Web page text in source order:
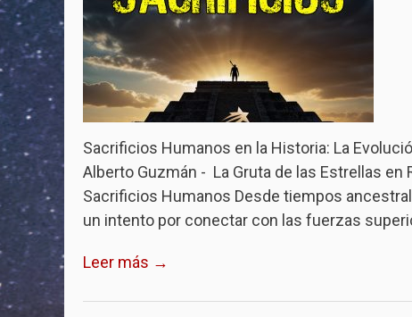
Sacrificios Humanos en la Historia: La
Alberto Guzmán - La Gruta de las Estrellas en
Sacrificios Humanos Desde tiempos
un intento por conectar con las fuerzas
Leer más →